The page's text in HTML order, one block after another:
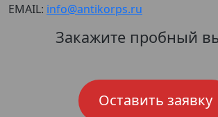
EMAIL: info@antikorps.ru
Закажите пробный
Оставить заявку